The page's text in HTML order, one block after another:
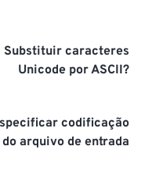
Substituir caracteres
Unicode por ASCII?
codificação
do arquivo de entrada